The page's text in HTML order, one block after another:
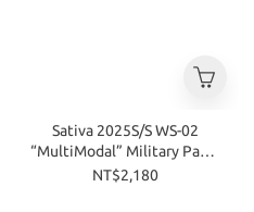
Sativa 2025S/S WS-02
“MultiModal” Military Pants
錐型褲 長褲 黑 鐵灰
NT$2,180